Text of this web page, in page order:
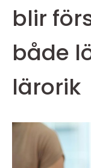
blir
både
lärorik